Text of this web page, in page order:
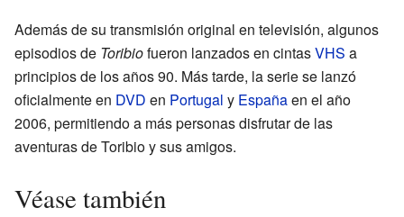
Además de su transmisión original en televisión, algunos
episodios de Toribiofueron lanzados en cintasVHS a
principios de los años 90. Más tarde, la serie se lanzó
oficialmente en DVD en Portugal y Españaen el año
2006, permitiendo a más personas disfrutar de las
aventuras de Toribio y sus amigos.
Véase también